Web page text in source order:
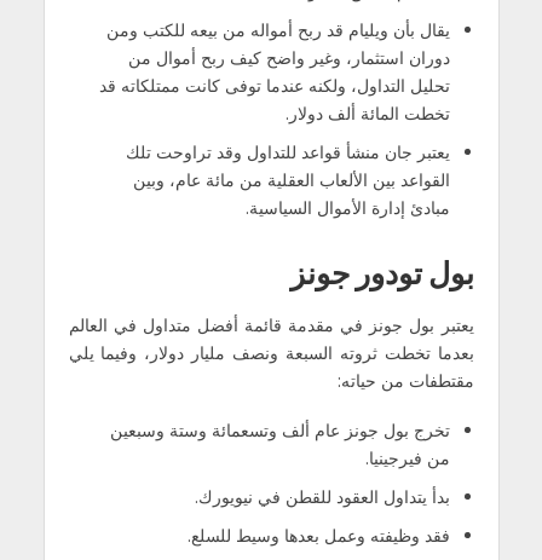
يقال بأن ويليام قد ربح أمواله من بيعه للكتب ومن
دوران استثمار، وغير واضح كيف ربح أموال من
تحليل التداول، ولكنه عندما توفى كانت ممتلكاته قد
تخطت المائة ألف دولار.
يعتبر جان منشأ قواعد للتداول وقد تراوحت تلك
القواعد بين الألعاب العقلية من مائة عام، وبين
مبادئ إدارة الأموال السياسية.
بول تودور جونز
يعتبر بول جونز في مقدمة قائمة أفضل متداول في العالم
بعدما تخطت ثروته السبعة ونصف مليار دولار، وفيما يلي
مقتطفات من حياته:
تخرج بول جونز عام ألف وتسعمائة وستة وسبعين
من فيرجينيا.
بدأ يتداول العقود للقطن في نيويورك.
فقد وظيفته وعمل بعدها وسيط للسلع.